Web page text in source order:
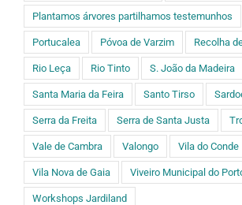
Plantamos árvores partilhamos testemunhos
Portucalea Póvoa de Varzim Recolha
Rio Leça Rio Tinto S. João da Madeira
Santa Maria da Feira Santo Tirso
Serra da Freita Serra de Santa Justa
Vale de Cambra Valongo Vila do Conde
Vila Nova de Gaia Viveiro Municipal do
Workshops Jardiland